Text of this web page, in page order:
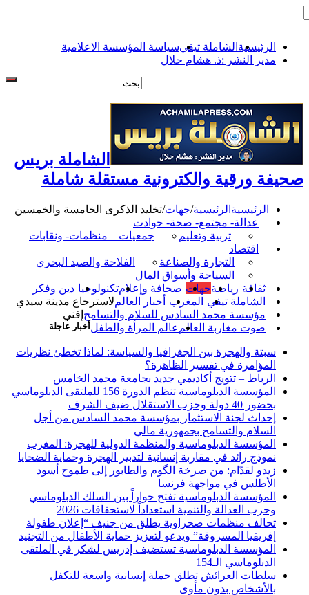
الرئيسية الشاملة تيفيسياسة المؤسسة الاعلامية
مدير النشر :ذ. هشام حلال
الشاملة بريس
صحيفة ورقية والكترونية مستقلة شاملة
الرئيسية
عدالة- مجتمع- صحة- حوادت
تربية وتعليم
جمعيات – منظمات- ونقابات
اقتصاد
التجارة والصناعة
الفلاحة والصيد البحري
السياحة وأسواق المال
ثقافة رياضةجهات صحافة وإعلامتكنولوجيا دين وفكر
الشاملة تيفي
المغرب
أخبار العالم
مؤسسة محمد السادس للسلام والتسامح
صوت مغاربة العالم عالم المرأة والطفل أخبار عاجلة
سبتة والهجرة بين الجغرافيا والسياسة: لماذا تخطئ نظريات
المؤامرة في تفسير الظاهرة؟
الرباط – تتويج أكاديمي جديد بجامعة محمد الخامس
المؤسسة الدبلوماسية تنظم الدورة 156 للملتقى الدبلوماسي
بحضور 40 دولة وحزب الاستقلال ضيف الشرف
إحداث لجنة الاستثمار بمؤسسة محمد السادس من أجل
السلام والتسامح بجمهورية مالي
المؤسسة الدبلوماسية والمنظمة الدولية للهجرة: المغرب
نموذج رائد في مقاربة إنسانية لتدبير الهجرة وحماية الضحايا
زيدو لقدّام: من صرخة الگوم والطابور إلى طموح أسود
الأطلس في مواجهة فرنسا
المؤسسة الدبلوماسية تفتح حواراً بين السلك الدبلوماسي
وحزب العدالة والتنمية استعداداً لاستحقاقات 2026
تحالف منظمات صحراوية يطلق من جنيف “إعلان طفولة
إفريقيا المسروقة” ويدعو لتعزيز حماية الأطفال من التجنيد
المؤسسة الدبلوماسية تستضيف إدريس لشكر في الملتقى
الدبلوماسي الـ154
سلطات العرائش تطلق حملة إنسانية واسعة للتكفل
بالأشخاص بدون مأوى
الرئيسية/جهات/تخليد الذكرى الخامسة والخمسين
لاسترجاع مدينة سيدي
إفني